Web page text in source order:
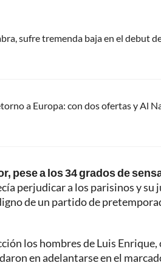
sufre tremenda baja en el debut
a Europa: con dos ofertas y Al
pese a los 34 grados de
perjudicar a los parisinos y su
de un partido de
los hombres de Luis
en adelantarse en el